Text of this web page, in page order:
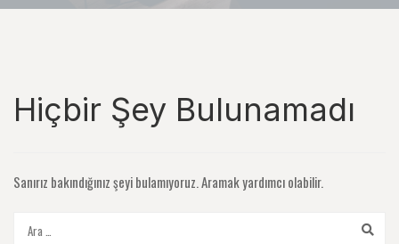
Hiçbir Şey Bulunamadı
Sanırız bakındığınız şeyi bulamıyoruz. Aramak yardımcı olabilir.